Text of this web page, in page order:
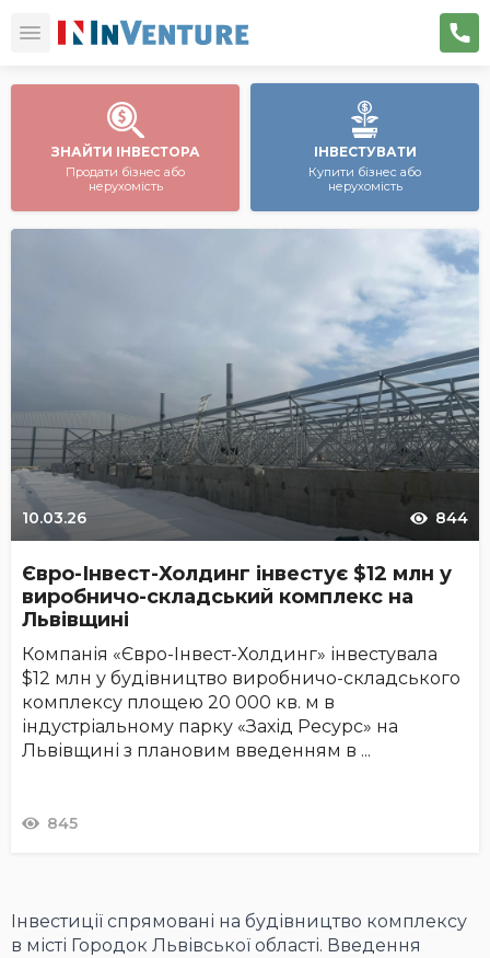
ЗНАЙТИ ІНВЕСТОРА
Продати бізнес або
нерухомість
ІНВЕСТУВАТИ
Купити бізнес або
нерухомість
10.03.26 844
Євро-Інвест-Холдинг інвестує $12 млн у
виробничо-складський комплекс на
Львівщині
Компанія «Євро-Інвест-Холдинг» інвестувала
$12 млн у будівництво виробничо-складського
комплексу площею 20 000 кв. м в
індустріальному парку «Захід Ресурс» на
Львівщині з плановим введенням в ...
845
Інвестиції спрямовані на будівництво комплексу
в місті Городок Львівської області. Введення